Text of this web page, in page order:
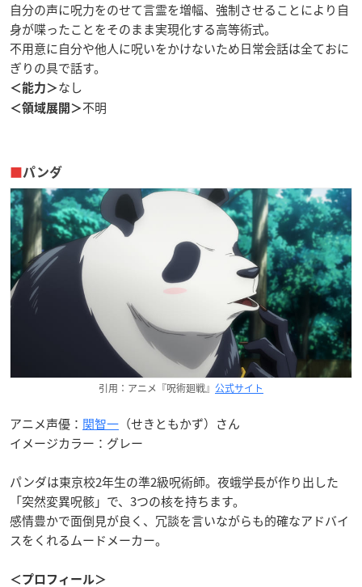
自分の声に呪力をのせて言霊を増幅、強制させることにより自
身が喋ったことをそのまま実現化する高等術式。
不用意に自分や他人に呪いをかけないため日常会話は全ておに
ぎりの具で話す。
＜能力＞なし
＜領域展開＞不明
パンダ
引用：アニメ『呪術廻戦』 公式サイト
アニメ声優： 関智一 （せきともかず）さん
イメージカラー：グレー
パンダは東京校2年生の準2級呪術師。夜蛾学長が作り出した
「突然変異呪骸」で、3つの核を持ちます。
感情豊かで面倒見が良く、冗談を言いながらも的確なアドバイ
スをくれるムードメーカー。
＜プロフィール＞